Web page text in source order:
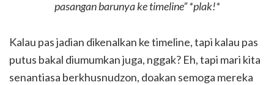
pasangan barunya ke timeline” *plak!*
Kalau pas jadian dikenalkan ke timeline, tapi kalau pas
putus bakal diumumkan juga, nggak? Eh, tapi mari kita
senantiasa berkhusnudzon, doakan semoga mereka